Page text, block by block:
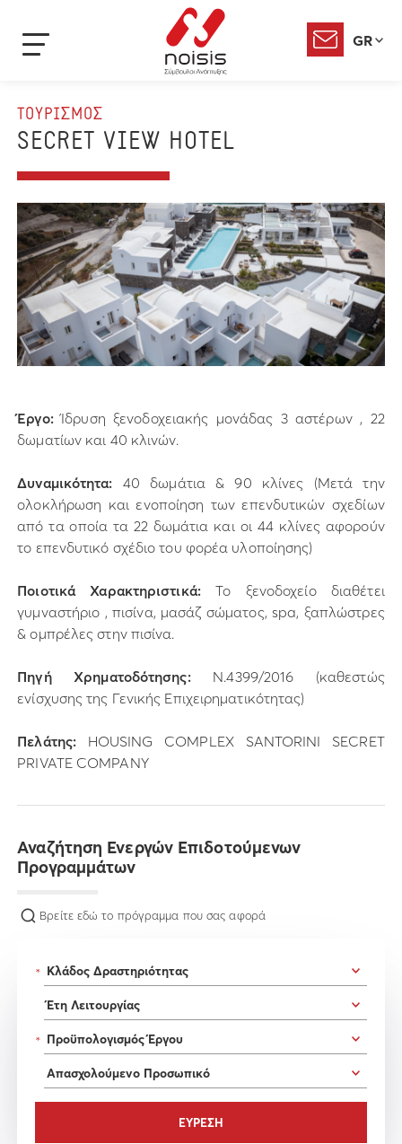
GR
ΤΟΥΡΙΣΜΟΣ
SECRET VIEW HOTEL
Έργο:Ίδρυση ξενοδοχειακής μονάδας 3 αστέρων , 22
δωματίων και 40 κλινών.
Δυναμικότητα: 40 δωμάτια & 90 κλίνες (Μετά την
ολοκλήρωση και ενοποίηση των επενδυτικών σχεδίων
από τα οποία τα 22 δωμάτια και οι 44 κλίνες αφορούν
το επενδυτικό σχέδιο του φορέα υλοποίησης)
Ποιοτικά Χαρακτηριστικά:Το ξενοδοχείο διαθέτει
γυμναστήριο , πισίνα, μασάζ σώματος, spa, ξαπλώστρες
& ομπρέλες στην πισίνα.
Πηγή Χρηματοδότησης:Ν.4399/2016 (καθεστώς
ενίσχυσης της Γενικής Επιχειρηματικότητας)
Πελάτης: HOUSING COMPLEX SANTORINI SECRET
PRIVATE COMPANY
Αναζήτηση Ενεργών Επιδοτούμενων
Προγραμμάτων
Βρείτε εδώ το πρόγραμμα που σας αφορά
*
*